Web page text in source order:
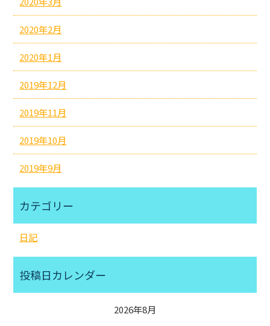
2020年2月
2020年1月
2019年12月
2019年11月
2019年10月
2019年9月
カテゴリー
日記
投稿日カレンダー
2026年8月